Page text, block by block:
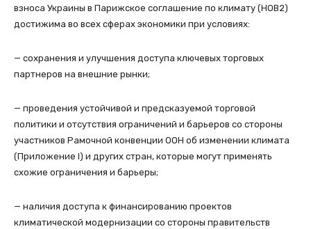
взноса Украины в Парижское соглашение по климату (НОВ2)
достижима во всех сферах экономики при условиях:
— сохранения и улучшения доступа ключевых торговых
партнеров на внешние рынки;
— проведения устойчивой и предсказуемой торговой
политики и отсутствия ограничений и барьеров со стороны
участников Рамочной конвенции ООН об изменении климата
(Приложение I) и других стран, которые могут применять
схожие ограничения и барьеры;
— наличия доступа к финансированию проектов
климатической модернизации со стороны правительств